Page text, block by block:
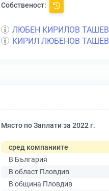
Собственост:
ЛЮБЕН КИРИЛОВ ТАШЕВ
КИРИЛ ЛЮБЕНОВ ТАШЕВ
Място по Заплати за 2022 г.
сред компаниите
В България
В област Пловдив
В община Пловдив